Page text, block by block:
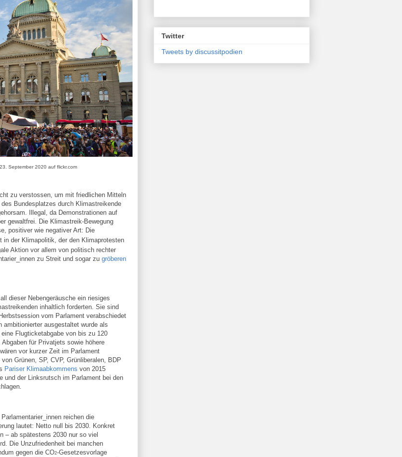
September 2020 auf flickr.com
zu verstossen, um mit friedlichen Mitteln
Bundesplatzes durch Klimastreikende
Illegal, da Demonstrationen auf
gewaltfrei. Die Klimastreik-Bewegung
positiver wie negativer Art: Die
in der Klimapolitik, der den Klimaprotesten
Aktion vor allem von politisch rechter
zu Streit und sogar zu gröberen
dieser Nebengeräusche ein riesiges
inhaltlich forderten. Sie sind
vom Parlament verabschiedet
ambitionierter ausgestaltet wurde als
Flugticketabgabe von bis zu 120
für Privatjets sowie höhere
vor kurzer Zeit im Parlament
Grünen, SP, CVP, Grünliberalen, BDP
Pariser Klimaabkommens von 2015
und der Linksrutsch im Parlament bei den
reichen die
lautet: Netto null bis 2030. Konkret
– ab spätestens 2030 nur so viel
Die Unzufriedenheit bei manchen
gegen die CO2-Gesetzesvorlage
Twitter
Tweets by discussitpodien